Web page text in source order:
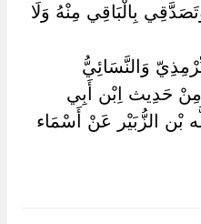
بِالْبَاقِي مِنْهُ وَلَا
وَالنَّسَائِيُّ
حَدِيث اِبْن أَبِي
بْن الزُّبَيْر عَنْ أَسْمَاء